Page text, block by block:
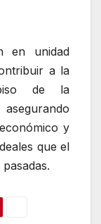
en unidad
a la
de la
y
que el